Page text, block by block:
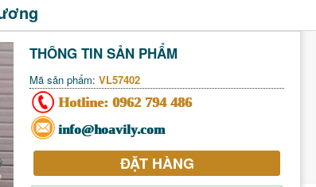
THÔNG TIN SẢN PHẨM
Mã sản phẩm: VL57402
Hotline: 0962 794 486
info@hoavily.com
ĐẶT HÀNG